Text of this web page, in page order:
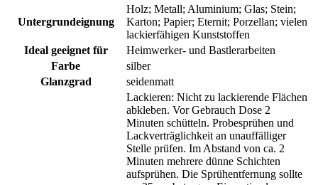
Untergrundeignung
Holz; Metall; Aluminium; Glas; Stein;
Karton; Papier; Eternit; Porzellan; vielen
lackierfähigen Kunststoffen
Ideal geeignet für
Heimwerker- und Bastlerarbeiten
Farbe
silber
Glanzgrad
seidenmatt
Lackieren: Nicht zu lackierende Flächen
abkleben. Vor Gebrauch Dose 2
Minuten schütteln. Probesprühen und
Lackverträglichkeit an unauffälliger
Stelle prüfen. Im Abstand von ca. 2
Minuten mehrere dünne Schichten
aufsprühen. Die Sprühentfernung sollte